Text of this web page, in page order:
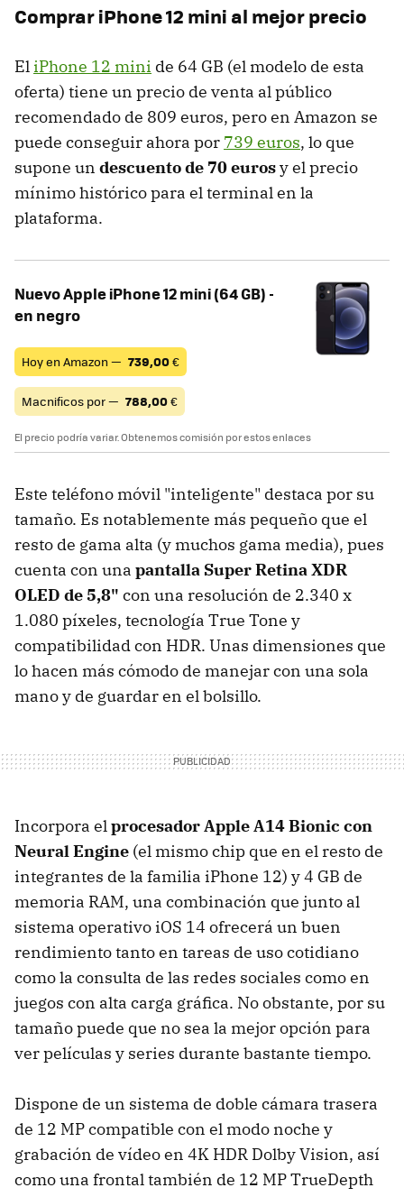
Comprar iPhone 12 mini al mejor precio
EliPhone 12 mini de 64 GB (el modelo de esta
oferta) tiene un precio de venta al público
recomendado de 809 euros, pero en Amazon se
puede conseguir ahora por 739 euros, lo que
supone un descuento de 70 eurosy el precio
mínimo histórico para el terminal en la
plataforma.
Nuevo Apple iPhone 12 mini (64 GB) -
en negro
Hoy en Amazon — 739,00€
Macnificos por — 788,00€
El precio podría variar. Obtenemos comisión por estos enlaces
Este teléfono móvil "inteligente" destaca por su
tamaño. Es notablemente más pequeño que el
resto de gama alta (y muchos gama media), pues
cuenta con una pantalla Super Retina XDR
OLED de 5,8" con una resolución de 2.340 x
1.080 píxeles, tecnología True Tone y
compatibilidad con HDR. Unas dimensiones que
lo hacen más cómodo de manejar con una sola
mano y de guardar en el bolsillo.
Incorpora elprocesador Apple A14 Bionic con
Neural Engine (el mismo chip que en el resto de
integrantes de la familia iPhone 12) y 4 GB de
memoria RAM, una combinación que junto al
sistema operativo iOS 14 ofrecerá un buen
rendimiento tanto en tareas de uso cotidiano
como la consulta de las redes sociales como en
juegos con alta carga gráfica. No obstante, por su
tamaño puede que no sea la mejor opción para
ver películas y series durante bastante tiempo.
Dispone de un sistema de doble cámara trasera
de 12 MP compatible con el modo noche y
grabación de vídeo en 4K HDR Dolby Vision, así
como una frontal también de 12 MP TrueDepth